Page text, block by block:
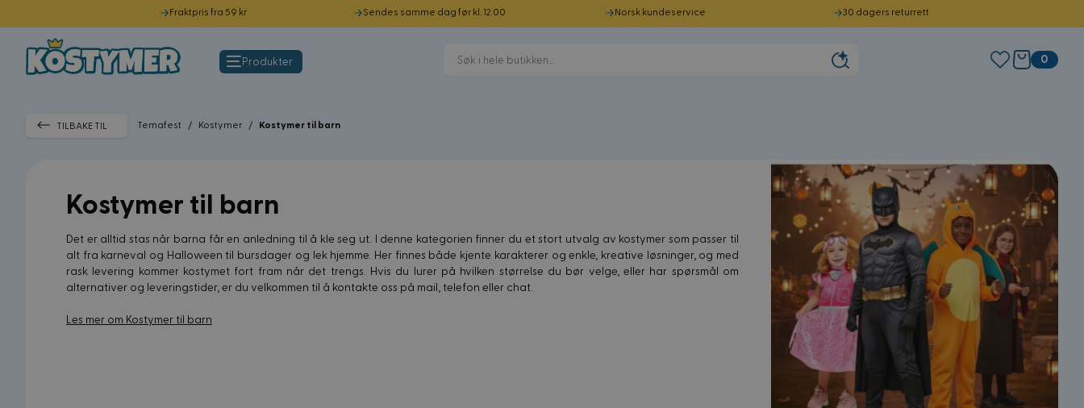
Fraktpris fra 59 kr Sendes samme dag før kl. 12.00 Norsk kundeservice 30 dagers returrett
Hopp til innhold
Produkter 0
TILBAKE TIL Temafest / Kostymer / Kostymer til barn
Kostymer til barn
Det er alltid stas når barna får en anledning til å kle seg ut. I denne kategorien finner du et stort utvalg av kostymer som passer til
alt fra karneval og Halloween til bursdager og lek hjemme. Her finnes både kjente karakterer og enkle, kreative løsninger, og med
rask levering kommer kostymet fort fram når det trengs. Hvis du lurer på hvilken størrelse du bør velge, eller har spørsmål om
alternativer og leveringstider, er du velkommen til å kontakte oss på mail, telefon eller chat.
Les mer om Kostymer til barn